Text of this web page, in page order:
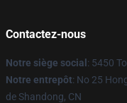
Contactez-nous
Notre siège social : 5450
Notre entrepôt: No 25
de Shandong, CN